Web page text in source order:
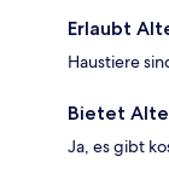
Erlaubt
Haustiere
Bietet
Ja, es gibt